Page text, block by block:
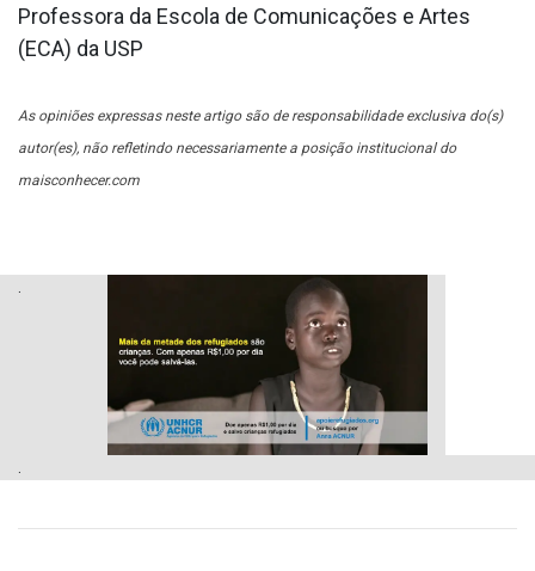
Professora da Escola de Comunicações e Artes
(ECA) da USP
As opiniões expressas neste artigo são de responsabilidade exclusiva do(s)
autor(es), não refletindo necessariamente a posição institucional do
maisconhecer.com